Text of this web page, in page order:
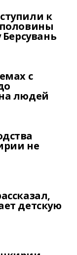
к
Берсувань
с
людей
не
детскую